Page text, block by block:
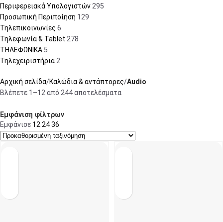
Περιφερειακά Υπολογιστών295
Προσωπική Περιποίηση 129
Τηλεπικοινωνίες 6
Τηλεφωνία & Tablet 278
ΤΗΛΕΦΩΝΙΚΑ 5
Τηλεχειριστήρια2
Αρχική σελίδα Καλώδια & αντάπτορες Audio
Βλέπετε 1–12 από 244 αποτελέσματα
Εμφάνιση φίλτρων
Εμφάνισε 122436